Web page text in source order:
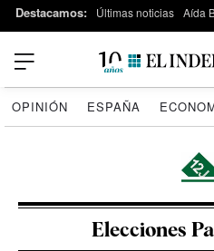
Destacamos: Últimas noticias Aída
OPINIÓN ESPAÑA
Elecciones